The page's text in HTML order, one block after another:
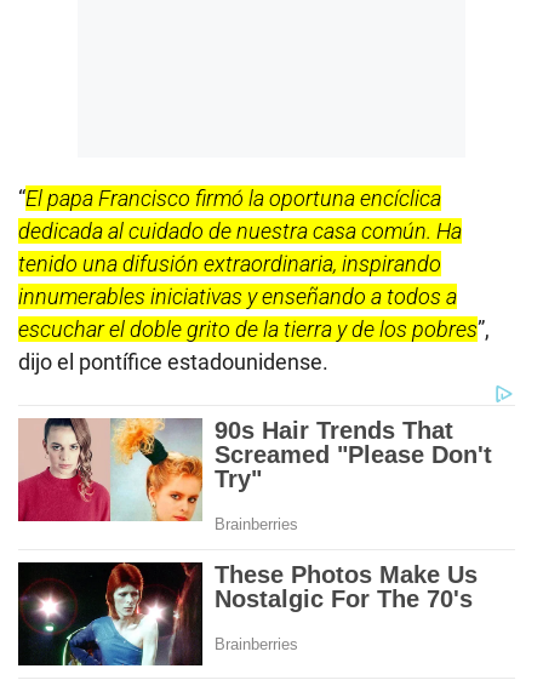
“El papa Francisco firmó la oportuna encíclica
dedicada al cuidado de nuestra casa común. Ha
tenido una difusión extraordinaria, inspirando
innumerables iniciativas y enseñando a todos a
escuchar el doble grito de la tierra y de los pobres”,
dijo el pontífice estadounidense.